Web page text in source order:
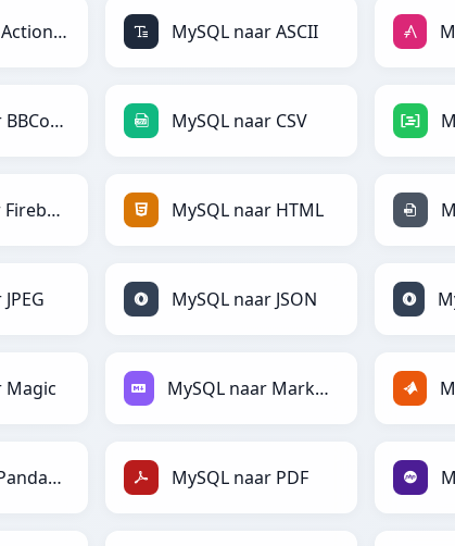
MySQL naar ActionScript MySQL naar ASCII
MySQL naar BBCode MySQL naar CSV
MySQL naar Firebase MySQL naar HTML
MySQL naar JSON
Magic MySQL naar Markdown
MySQL naar PandasDataFrame MySQL naar PDF